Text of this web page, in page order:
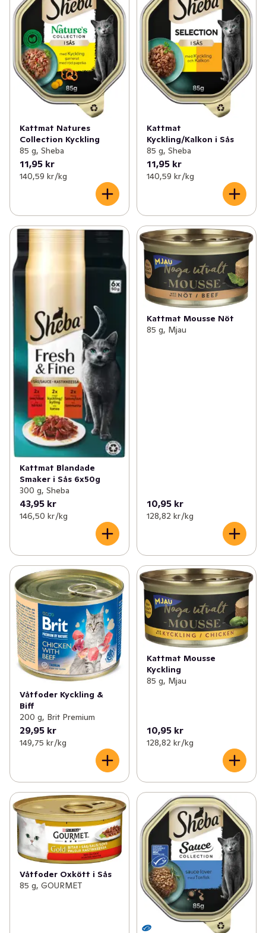
Kattmat Natures
Collection Kyckling
85 g, Sheba
11,95 kr
140,59 kr /kg
Kattmat
Kyckling/Kalkon i Sås
85 g, Sheba
11,95 kr
140,59 kr /kg
Kattmat Blandade
Smaker i Sås 6x50g
300 g, Sheba
43,95 kr
146,50 kr /kg
Kattmat Mousse Nöt
85 g, Mjau
10,95 kr
128,82 kr /kg
Våtfoder Kyckling &
Biff
200 g, Brit Premium
29,95 kr
149,75 kr /kg
Kattmat Mousse
Kyckling
85 g, Mjau
10,95 kr
128,82 kr /kg
Våtfoder Oxkött i Sås
85 g, GOURMET